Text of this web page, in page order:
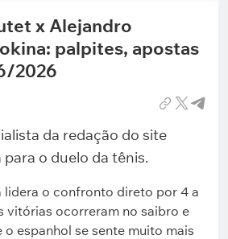
x Alejandro
palpites, apostas
2026
da redação do site
o duelo da tênis.
lidera o confronto direto por 4 a
vitórias ocorreram no saibro e
espanhol se sente muito mais